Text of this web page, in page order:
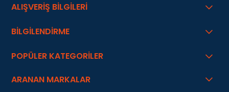
ALIŞVERİŞ BİLGİLERİ
BİLGİLENDİRME
POPÜLER KATEGORİLER
ARANAN MARKALAR